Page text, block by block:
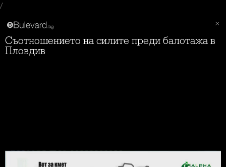
/
Съотношението на силите преди балотажа в
Пловдив